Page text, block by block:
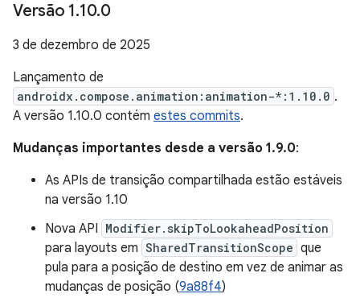
Versão 1.10.0
3 de dezembro de 2025
Lançamento de
androidx.compose.animation:animation-*:1.10.0 .
A versão 1.10.0 contém estes commits.
Mudanças importantes desde a versão 1.9.0:
As APIs de transição compartilhada estão estáveis
na versão 1.10
Nova API Modifier.skipToLookaheadPosition
para layouts em SharedTransitionScope que
pula para a posição de destino em vez de animar as
mudanças de posição (9a88f4)